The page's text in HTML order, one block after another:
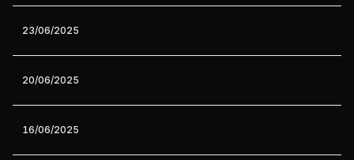
23/06/2025
20/06/2025
16/06/2025